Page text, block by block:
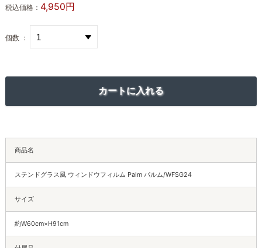
税込価格： 4,950円
個数 ：
商品名
ステンドグラス風 ウィンドウフィルム Palm パルム/WFSG24
サイズ
約W60cm×H91cm